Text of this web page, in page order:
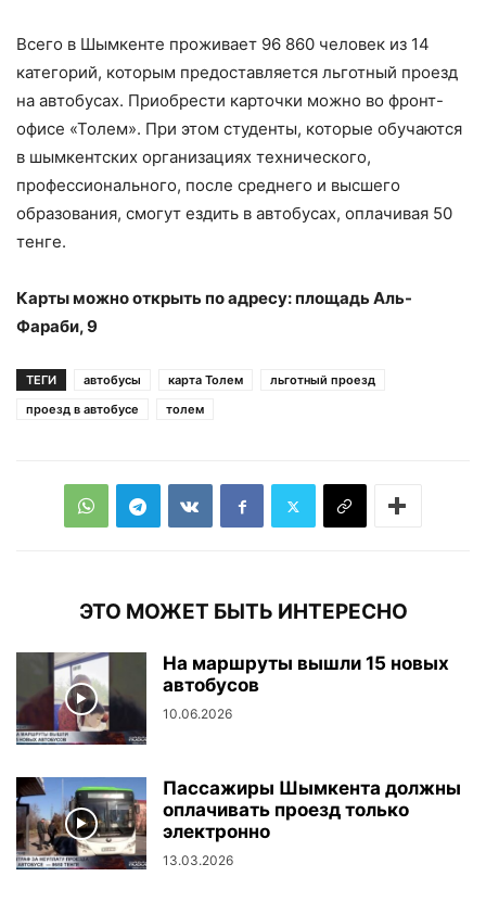
Всего в Шымкенте проживает 96 860 человек из 14
категорий, которым предоставляется льготный проезд
на автобусах. Приобрести карточки можно во фронт-
офисе «Толем». При этом студенты, которые обучаются
в шымкентских организациях технического,
профессионального, после среднего и высшего
образования, смогут ездить в автобусах, оплачивая 50
тенге.
Карты можно открыть по адресу: площадь Аль-
Фараби, 9
ТЕГИ автобусы карта Толем
льготный проезд
проезд в автобусе
толем
ЭТО МОЖЕТ БЫТЬ ИНТЕРЕСНО
На маршруты вышли 15 новых
автобусов
10.06.2026
Пассажиры Шымкента должны
оплачивать проезд только
электронно
13.03.2026